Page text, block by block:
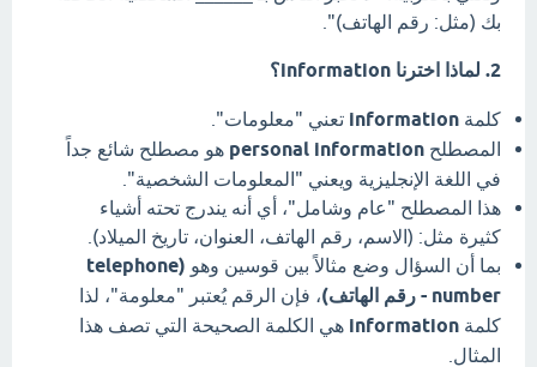
بك (مثل: رقم الهاتف)".
2. لماذا اخترنا information؟
كلمة information تعني "معلومات".
المصطلح personal information هو مصطلح شائع جداً
في اللغة الإنجليزية ويعني "المعلومات الشخصية".
هذا المصطلح "عام وشامل"، أي أنه يندرج تحته أشياء
كثيرة مثل: (الاسم، رقم الهاتف، العنوان، تاريخ الميلاد).
بما أن السؤال وضع مثالاً بين قوسين وهو
(telephone
number - رقم الهاتف)
، فإن الرقم يُعتبر "معلومة"، لذا
كلمة information هي الكلمة الصحيحة التي تصف هذا
المثال.